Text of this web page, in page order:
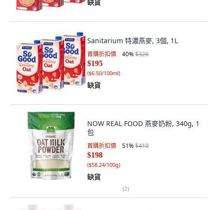
缺貨
Sanitarium 特濃燕麥, 3個, 1L
首購折扣價 40%$326
$195
($6.50/100ml)
缺貨
NOW REAL FOOD 燕麥奶粉, 340g, 1
包
首購折扣價 51%$410
$198
($58.24/100g)
缺貨
(2)